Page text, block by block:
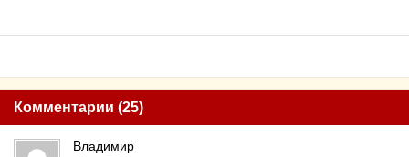
Комментарии (25)
Владимир